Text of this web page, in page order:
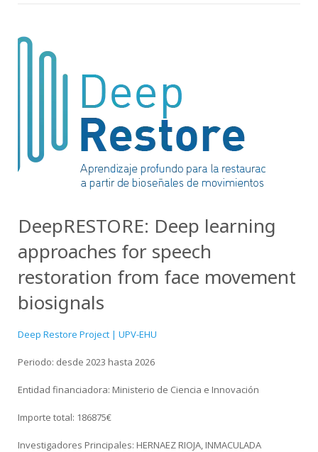
DeepRESTORE: Deep learning
approaches for speech
restoration from face movement
biosignals
Deep Restore Project | UPV-EHU
Periodo: desde 2023 hasta 2026
Entidad financiadora: Ministerio de Ciencia e Innovación
Importe total: 186875€
Investigadores Principales: HERNAEZ RIOJA, INMACULADA